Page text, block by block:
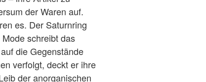
der Waren auf.
es. Der Saturnring
schreibt das
die Gegenstände
verfolgt, deckt er ihre
der anorganischen